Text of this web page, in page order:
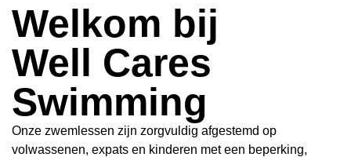
Welkom bij
Well Cares
Swimming
Onze zwemlessen zijn zorgvuldig afgestemd op
volwassenen, expats en kinderen met een beperking,